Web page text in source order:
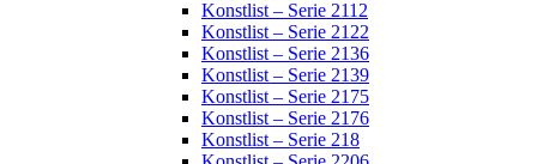
Konstlist – Serie 2112
Konstlist – Serie 2122
Konstlist – Serie 2136
Konstlist – Serie 2139
Konstlist – Serie 2175
Konstlist – Serie 2176
Konstlist – Serie 218